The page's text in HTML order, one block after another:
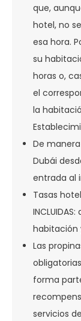
que,
hotel, no
esa hora.
su
horas o,
el
la
De
Dubái
entrada al
Tasas
habitación
Las
forma
servicios